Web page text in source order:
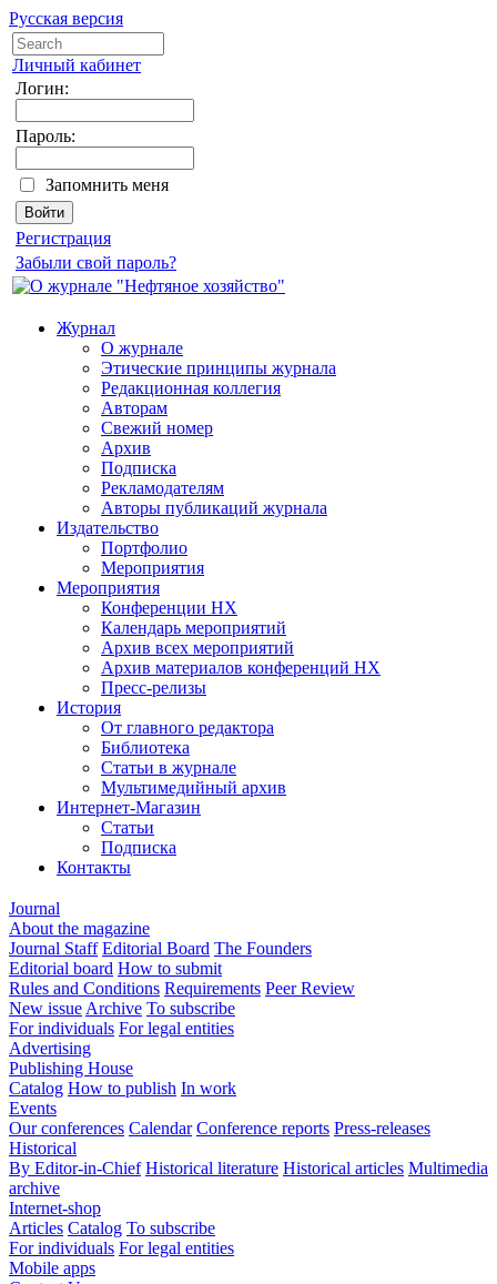
Русская версия
Личный кабинет
Логин:
Пароль:
Запомнить меня
Регистрация
Забыли свой пароль?
Журнал
О журнале
Этические принципы журнала
Редакционная коллегия
Авторам
Свежий номер
Архив
Подписка
Рекламодателям
Авторы публикаций журнала
Издательство
Портфолио
Мероприятия
Мероприятия
Конференции НХ
Календарь мероприятий
Архив всех мероприятий
Архив материалов конференций НХ
Пресс-релизы
История
От главного редактора
Библиотека
Статьи в журнале
Мультимедийный архив
Интернет-Магазин
Статьи
Подписка
Контакты
Journal
About the magazine
Journal Staff Editorial Board The Founders
Editorial board How to submit
Rules and Conditions Requirements Peer Review
New issue Archive To subscribe
For individuals For legal entities
Advertising
Publishing House
Catalog How to publish In work
Events
Our conferences Calendar Conference reports Press-releases
Historical
By Editor-in-Chief Historical literature Historical articles Multimedia
archive
Internet-shop
Articles Catalog To subscribe
For individuals For legal entities
Mobile apps